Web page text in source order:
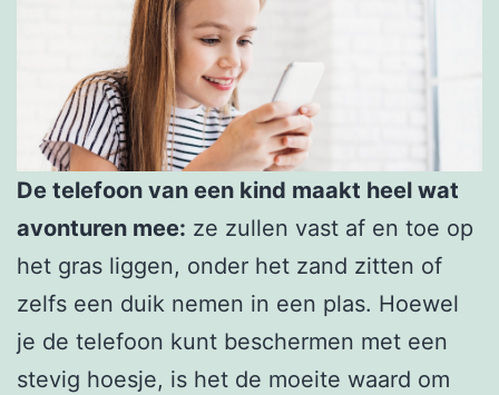
De telefoon van een kind maakt heel wat
avonturen mee: ze zullen vast af en toe op
het gras liggen, onder het zand zitten of
zelfs een duik nemen in een plas. Hoewel
je de telefoon kunt beschermen met een
stevig hoesje, is het de moeite waard om